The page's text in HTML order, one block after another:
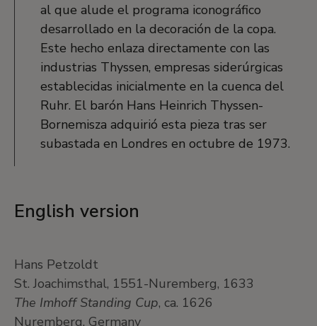
al que alude el programa iconográfico
desarrollado en la decoración de la copa.
Este hecho enlaza directamente con las
industrias Thyssen, empresas siderúrgicas
establecidas inicialmente en la cuenca del
Ruhr. El barón Hans Heinrich Thyssen-
Bornemisza adquirió esta pieza tras ser
subastada en Londres en octubre de 1973.
English version
Hans Petzoldt
St. Joachimsthal, 1551-Nuremberg, 1633
The Imhoff Standing Cup, ca. 1626
Nuremberg, Germany